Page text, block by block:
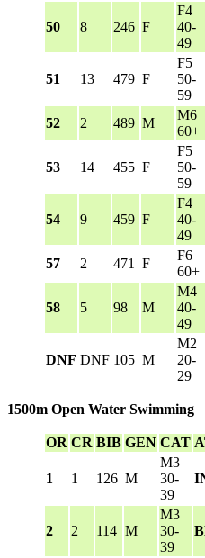
50 8 246 F
F4
40-
49
51 13 479 F
F5
50-
59
52 2 489 M
M6
60+
53 14 455 F
F5
50-
59
54 9 459 F
F4
40-
49
57 2 471 F
F6
60+
58 5 98 M
M4
40-
49
DNF DNF 105 M
M2
20-
29
1500m Open Water Swimming
OR CR BIB GEN CAT
1 1 126 M
M3
30-
39
2 2 114 M
M3
30-
39